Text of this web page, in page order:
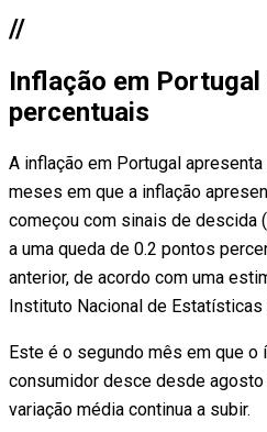
//
Inflação em
percentuais
A inflação em Portugal
meses em que a inflação
começou com sinais de descida
a uma queda de 0.2 pontos
anterior, de acordo com uma
Instituto Nacional de Estatísticas
Este é o segundo mês em que o
consumidor desce desde
variação média continua a subir.